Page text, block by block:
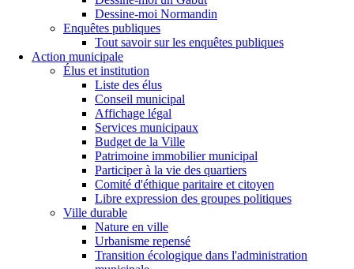
Dessine-moi Normandin
Enquêtes publiques
Tout savoir sur les enquêtes publiques
Action municipale
Élus et institution
Liste des élus
Conseil municipal
Affichage légal
Services municipaux
Budget de la Ville
Patrimoine immobilier municipal
Participer à la vie des quartiers
Comité d'éthique paritaire et citoyen
Libre expression des groupes politiques
Ville durable
Nature en ville
Urbanisme repensé
Transition écologique dans l'administration